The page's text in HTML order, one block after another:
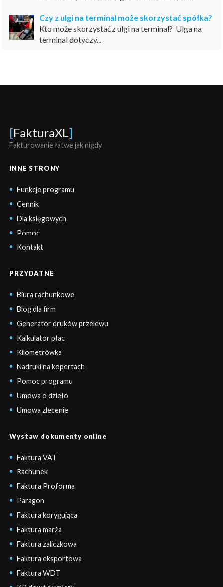
Czy z ulgi na terminal może skorzystać spółka?
Kto może skorzystać z ulgi na terminal? Ulga na
terminal dotyczy...
[FakturaXL ]
Fakturowanie łatwe jak nigdy
INNE STRONY
Funkcje programu
Cennik
Dla księgowych
Pomoc
Kontakt
PRZYDATNE
Biura rachunkowe
Blog dla firm
Generator druków przelewu
Kalkulator płac
Kilometrówka
Nadruki na kopertach
Pomoc programu
Umowa o dzieło
Umowa zlecenie
Wystaw dokumenty online
Faktura VAT
Rachunek
Faktura Proforma
Paragon
Faktura korygująca
Faktura marża
Faktura zaliczkowa
Faktura eksportowa
Faktura WDT